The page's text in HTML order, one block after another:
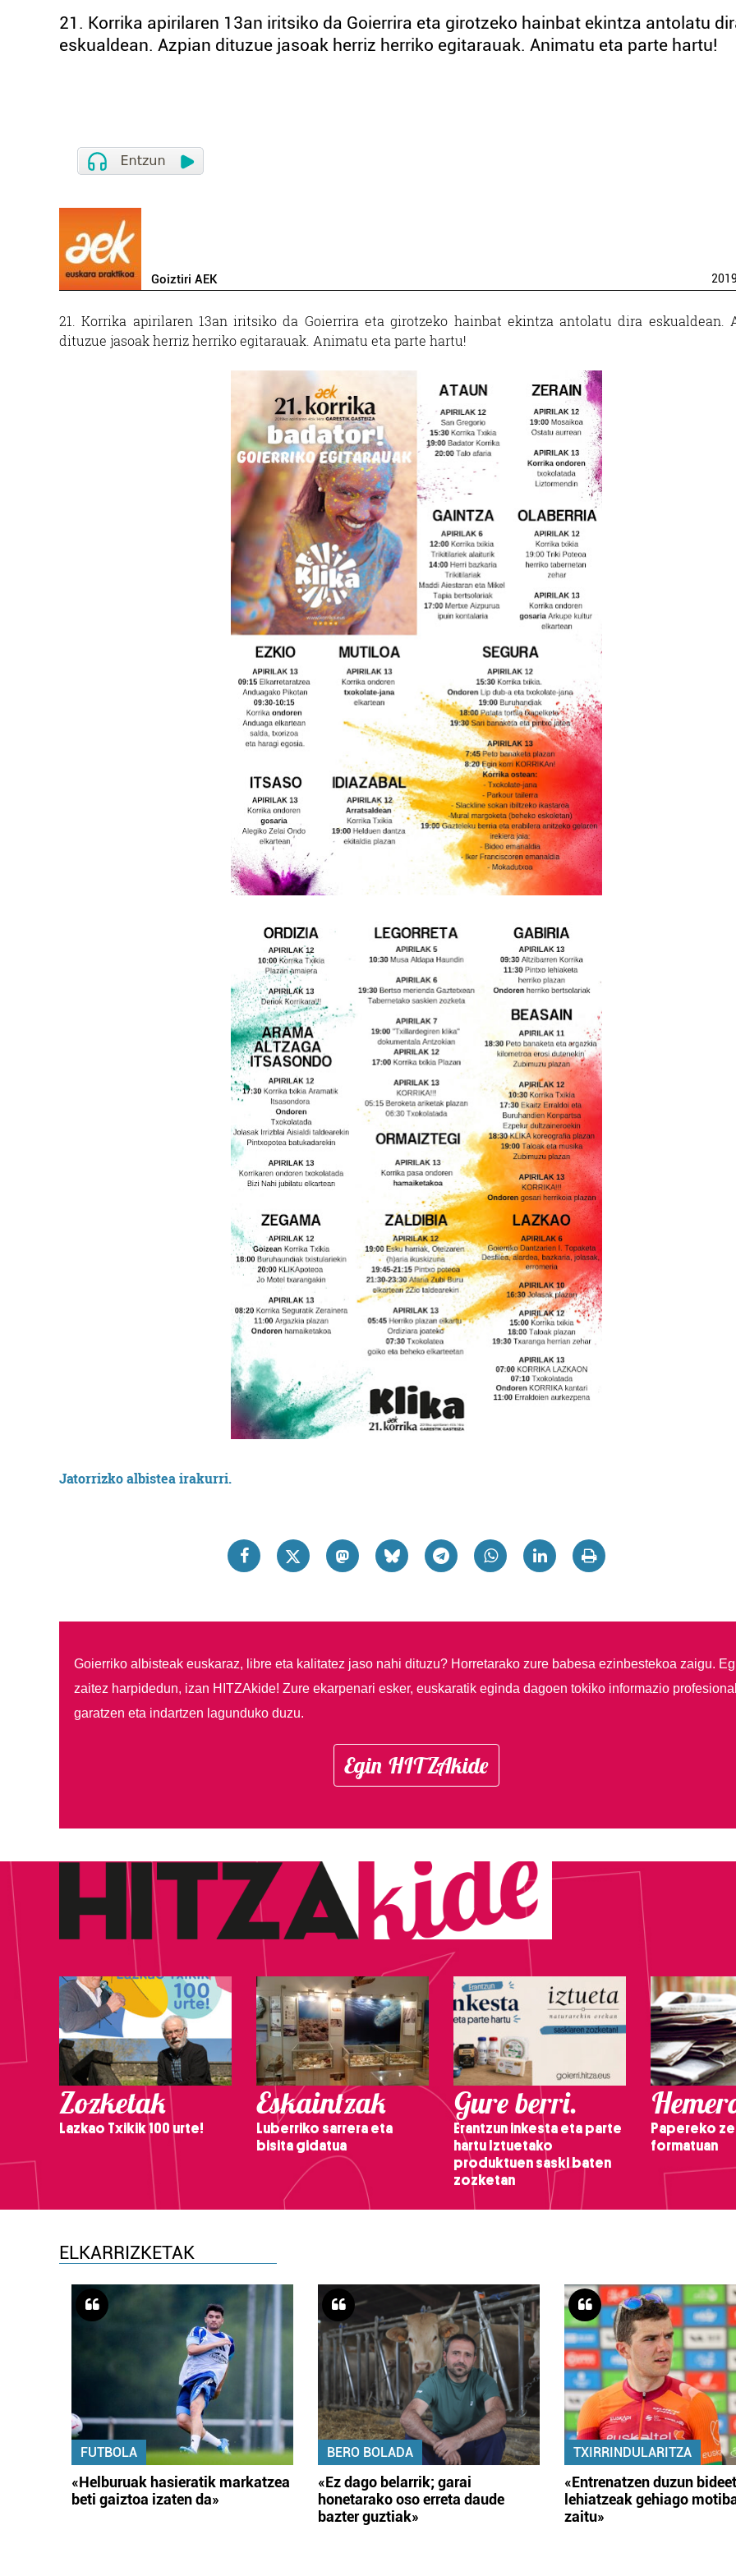
21. Korrika apirilaren 13an iritsiko da Goierrira eta girotzeko hainbat ekintza antolatu
eskualdean. Azpian dituzue jasoak herriz herriko egitarauak. Animatu eta parte hartu!
Goiztiri AEK 2019
21. Korrika apirilaren 13an iritsiko da Goierrira eta girotzeko hainbat ekintza antolatu dira eskualdean.
dituzue jasoak herriz herriko egitarauak. Animatu eta parte hartu!
Jatorrizko albistea irakurri.
Goierriko albisteak euskaraz, libre eta kalitatez jaso nahi dituzu? Horretarako zure babesa ezinbestekoa zaigu.
zaitez harpidedun, izan HITZAkide! Zure ekarpenari esker, euskaratik eginda dagoen tokiko informazio
garatzen eta indartzen lagunduko duzu.
Egin HITZAkide
Zozketak
Lazkao Txikik 100 urte!
Eskaintzak
Luberriko sarrera eta
bisita gidatua
Gure berri.
Erantzun inkesta eta parte
hartu Iztuetako
produktuen saski baten
zozketan
Papereko
formatuan
ELKARRIZKETAK
FUTBOLA
«Helburuak hasieratik markatzea
beti gaiztoa izaten da»
BERO BOLADA
«Ez dago belarrik; garai
honetarako oso erreta daude
bazter guztiak»
TXIRRINDULARITZA
«Entrenatzen duzun
lehiatzeak gehiago
zaitu»